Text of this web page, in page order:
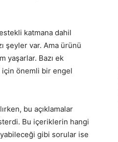
katmana dahil
şeyler var. Ama ürünü
yaşarlar. Bazı ek
önemli bir engel
bu açıklamalar
Bu içeriklerin hangi
gibi sorular ise